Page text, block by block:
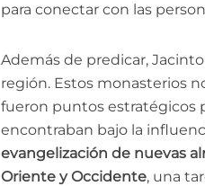
para conectar con las
Además de predicar,
región. Estos monasterios
fueron puntos estratégicos
encontraban bajo la
evangelización de nuevas
Oriente y Occidente, una